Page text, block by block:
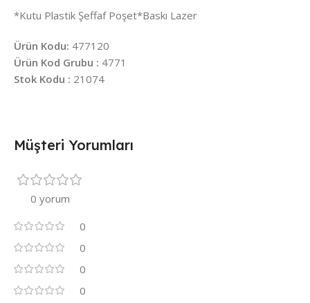
*Kutu Plastik Şeffaf Poşet*Baskı Lazer
Ürün Kodu: 477120
Ürün Kod Grubu : 4771
Stok Kodu : 21074
Müşteri Yorumları
0 yorum
0
0
0
0